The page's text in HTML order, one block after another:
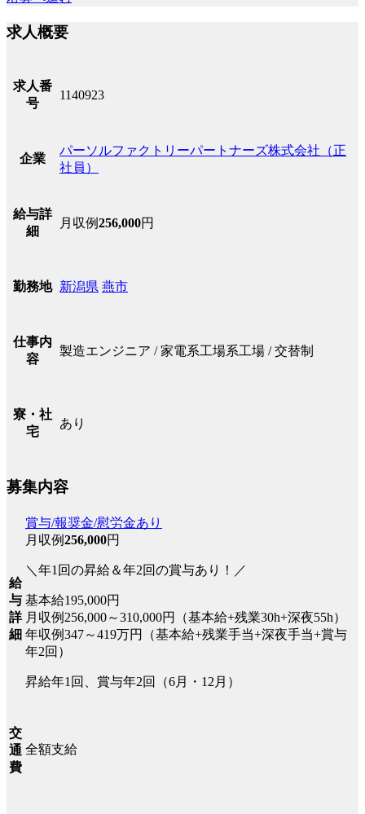
求人概要
求人番
号
1140923
企業
パーソルファクトリーパートナーズ株式会社（正
社員）
給与詳
細
月収例256,000円
勤務地 新潟県 燕市
仕事内
容
製造エンジニア / 家電系工場系工場 / 交替制
寮・社
宅
あり
募集内容
給
与
詳
細
賞与/報奨金/慰労金あり
月収例256,000円
＼年1回の昇給＆年2回の賞与あり！／
基本給195,000円
月収例256,000～310,000円（基本給+残業30h+深夜55h）
年収例347～419万円（基本給+残業手当+深夜手当+賞与
年2回）
昇給年1回、賞与年2回（6月・12月）
交
通
費
全額支給